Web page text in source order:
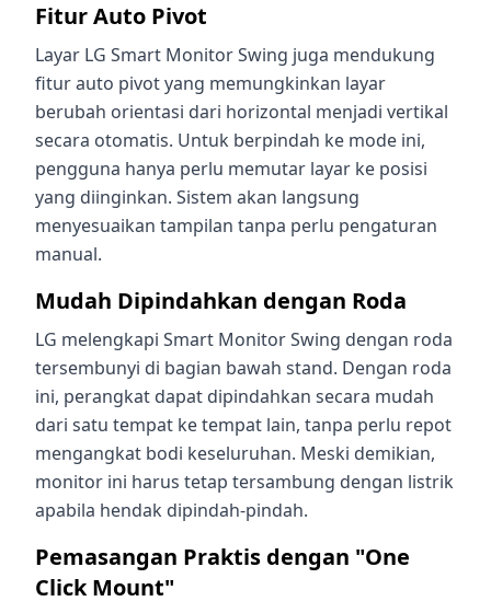
Fitur Auto Pivot
Layar LG Smart Monitor Swing juga mendukung
fitur auto pivot yang memungkinkan layar
berubah orientasi dari horizontal menjadi vertikal
secara otomatis. Untuk berpindah ke mode ini,
pengguna hanya perlu memutar layar ke posisi
yang diinginkan. Sistem akan langsung
menyesuaikan tampilan tanpa perlu pengaturan
manual.
Mudah Dipindahkan dengan Roda
LG melengkapi Smart Monitor Swing dengan roda
tersembunyi di bagian bawah stand. Dengan roda
ini, perangkat dapat dipindahkan secara mudah
dari satu tempat ke tempat lain, tanpa perlu repot
mengangkat bodi keseluruhan. Meski demikian,
monitor ini harus tetap tersambung dengan listrik
apabila hendak dipindah-pindah.
Pemasangan Praktis dengan "One
Click Mount"